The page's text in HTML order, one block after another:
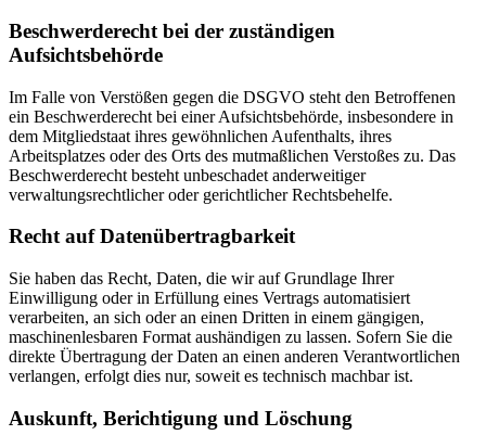
Beschwerderecht bei der zuständigen
Aufsichtsbehörde
Im Falle von Verstößen gegen die DSGVO steht den Betroffenen
ein Beschwerderecht bei einer Aufsichtsbehörde, insbesondere in
dem Mitgliedstaat ihres gewöhnlichen Aufenthalts, ihres
Arbeitsplatzes oder des Orts des mutmaßlichen Verstoßes zu. Das
Beschwerderecht besteht unbeschadet anderweitiger
verwaltungsrechtlicher oder gerichtlicher Rechtsbehelfe.
Recht auf Datenübertragbarkeit
Sie haben das Recht, Daten, die wir auf Grundlage Ihrer
Einwilligung oder in Erfüllung eines Vertrags automatisiert
verarbeiten, an sich oder an einen Dritten in einem gängigen,
maschinenlesbaren Format aushändigen zu lassen. Sofern Sie die
direkte Übertragung der Daten an einen anderen Verantwortlichen
verlangen, erfolgt dies nur, soweit es technisch machbar ist.
Auskunft, Berichtigung und Löschung